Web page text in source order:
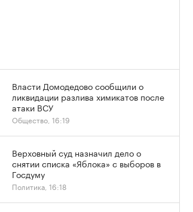
Власти Домодедово сообщили о
ликвидации разлива химикатов после
атаки ВСУ
Общество, 16:19
Верховный суд назначил дело о
снятии списка «Яблока» с выборов в
Госдуму
Политика, 16:18